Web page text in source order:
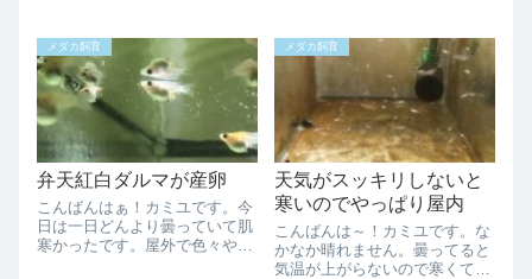
けるので、一日子供達の面倒を
見ることになりました。一日中
子供と一緒なので子供達が退屈
しないように、桶...
っ...
メダカ飼育
弁天紅白ダルマが産卵
こんばんはぁ！カミユです。今
日は一日どんより曇っていて肌
寒かったです。屋外で色々やろ
メダカ飼育
天気がスッキリしないと
寒いのでやっぱり屋内
こんばんは～！カミユです。な
かなか晴れません。曇ってると
気温が上がらないので寒くて嫌